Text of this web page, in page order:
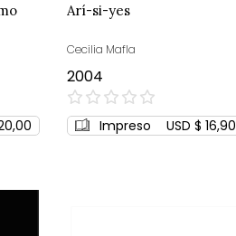
Arí-si-yes
Cecilia Mafla
2004
0%
Impreso USD $ 16,90